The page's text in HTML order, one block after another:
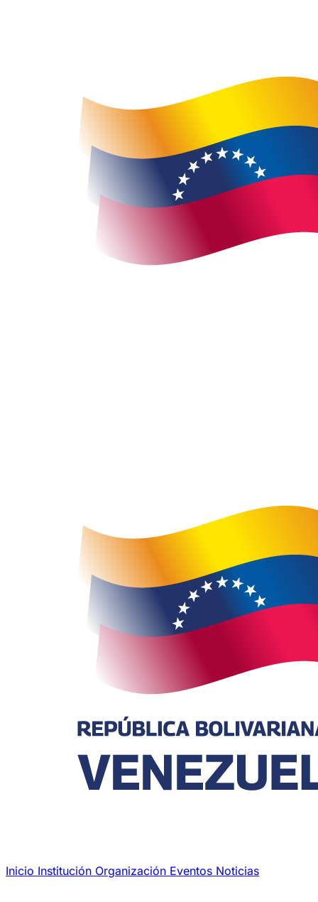
Inicio Institución Organización Eventos Noticias